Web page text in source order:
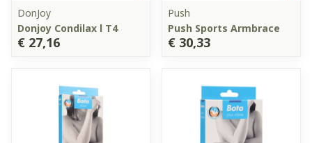
DonJoy
Donjoy Condilax l T4
€ 27,16
Push
Push Sports Armbrace
€ 30,33